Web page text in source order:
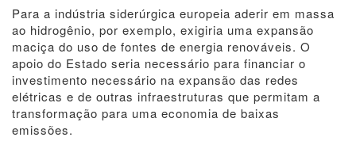
Para a indústria siderúrgica europeia aderir em massa
ao hidrogênio, por exemplo, exigiria uma expansão
maciça do uso de fontes de energia renováveis. O
apoio do Estado seria necessário para financiar o
investimento necessário na expansão das redes
elétricas e de outras infraestruturas que permitam a
transformação para uma economia de baixas
emissões.